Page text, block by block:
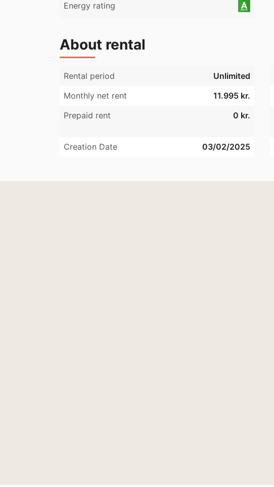
Energy rating
About rental
Rental period Unlimited
Monthly net rent
11.995 kr.
Prepaid rent
0 kr.
Creation Date
03/02/2025